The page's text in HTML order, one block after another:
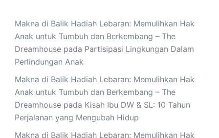
Makna di Balik Hadiah Lebaran: Memulihkan Hak
Anak untuk Tumbuh dan Berkembang – The
Dreamhouse pada Partisipasi Lingkungan Dalam
Perlindungan Anak
Makna di Balik Hadiah Lebaran: Memulihkan Hak
Anak untuk Tumbuh dan Berkembang – The
Dreamhouse pada Kisah Ibu DW & SL: 10 Tahun
Perjalanan yang Mengubah Hidup
Makna di Balik Hadiah Lebaran: Memulihkan Hak